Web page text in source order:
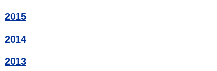
2015
2014
2013